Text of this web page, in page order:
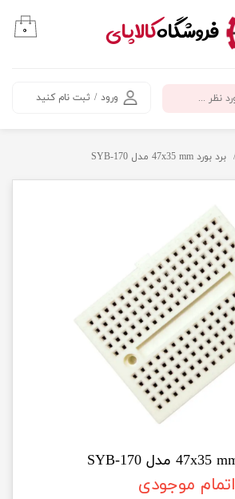
​فروشگاهکالاپای
ورود / ثبت نام کنید
۰
برد بورد 47x35 mm مدل SYB-170
اتمام موجودی